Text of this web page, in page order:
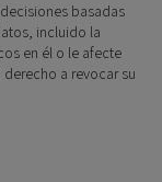
basadas
incluido la
en él o le afecte
a revocar su